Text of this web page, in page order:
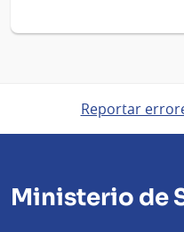
Reportar
Ministerio de